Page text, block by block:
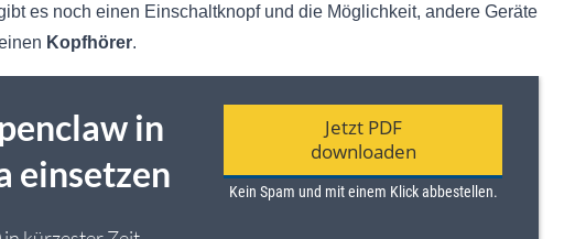
es noch einen Einschaltknopf und die Möglichkeit, andere Geräte
Kopfhörer.